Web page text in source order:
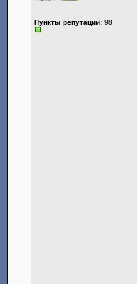
Пункты репутации: 98